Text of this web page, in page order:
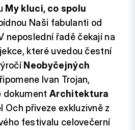
My kluci, co spolu
Naši fabulanti od
neposlední řadě čekají na
které uvedou čestní
Neobyčejných
Ivan Trojan,
dokument Architektura
Och přiveze exkluzivně z
festivalu celovečerní